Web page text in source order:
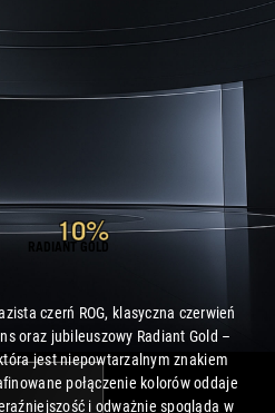
RADIANT GOLD
10%
czerń ROG, klasyczna czerwień
oraz jubileuszowy Radiant Gold –
jest niepowtarzalnym znakiem
połączenie kolorów oddaje
i odważnie spogląda w